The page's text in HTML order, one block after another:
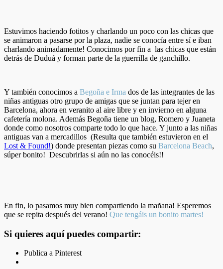
Estuvimos haciendo fotitos y charlando un poco con las chicas que
se animaron a pasarse por la plaza, nadie se conocía entre sí e iban
charlando animadamente! Conocimos por fin a las chicas que están
detrás de Duduá y forman parte de la guerrilla de ganchillo.
Y también conocimos a Begoña e Irma dos de las integrantes de las
niñas antiguas otro grupo de amigas que se juntan para tejer en
Barcelona, ahora en veranito al aire libre y en invierno en alguna
cafetería molona. Además Begoña tiene un blog, Romero y Juaneta
donde como nosotros comparte todo lo que hace. Y junto a las niñas
antiguas van a mercadillos (Resulta que también estuvieron en el
Lost & Found!) donde presentan piezas como su Barcelona Beach,
súper bonito! Descubrirlas si aún no las conocéis!!
En fin, lo pasamos muy bien compartiendo la mañana! Esperemos
que se repita después del verano! Que tengáis un bonito martes!
Si quieres aquí puedes compartir:
Publica a Pinterest